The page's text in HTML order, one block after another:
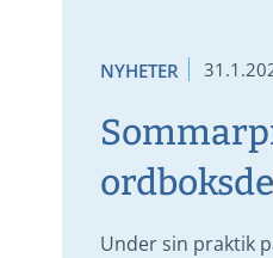
NYHETER
Under sin praktik